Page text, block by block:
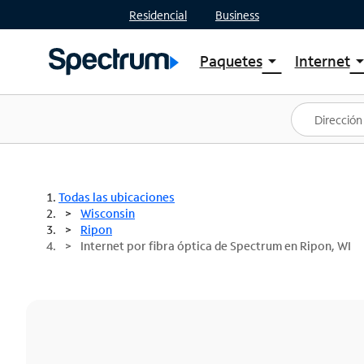
Residencial Business
Paquetesarrow_drop_down
Ver paquetes
Spectrum One
Mejores ofertas
Internetarrow_drop_down
Planes
Todas las ubicaciones
Wisconsin
Ripon
Internet por fibra óptica de Spectrum en Ripon, WI